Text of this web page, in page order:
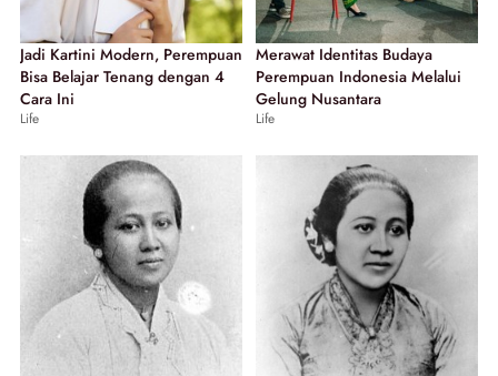
Jadi Kartini Modern, Perempuan
Bisa Belajar Tenang dengan 4
Cara Ini
Life
Merawat Identitas Budaya
Perempuan Indonesia Melalui
Gelung Nusantara
Life